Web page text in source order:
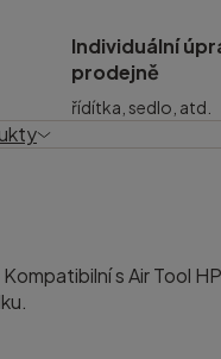
Individuální
prodejně
řídítka, sedlo, atd.
s Air Tool